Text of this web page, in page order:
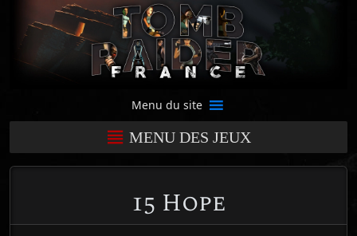
Menu du site
MENU DES JEUX
15 Hope